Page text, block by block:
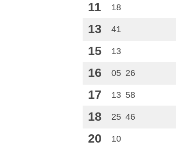
11 18
13 41
15 13
16 05 26
17 13 58
18 25 46
20 10